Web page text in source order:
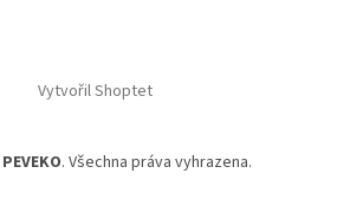
Vytvořil Shoptet
PEVEKO. Všechna práva vyhrazena.